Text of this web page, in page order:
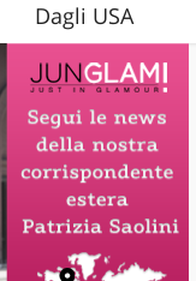
Dagli USA